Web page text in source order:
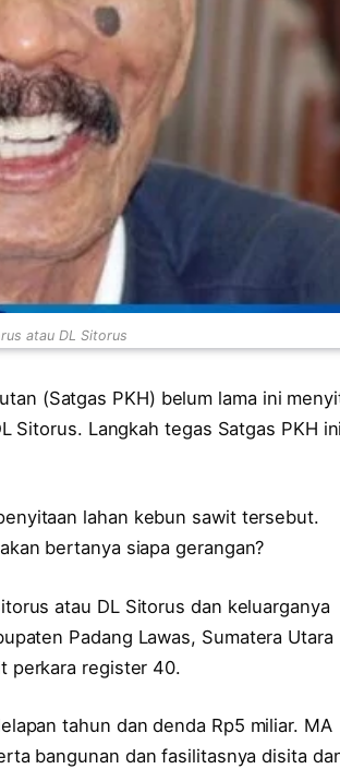
atau DL Sitorus
(Satgas PKH) belum lama ini
Sitorus. Langkah tegas Satgas PKH ini
lahan kebun sawit tersebut.
bertanya siapa gerangan?
atau DL Sitorus dan keluarganya
Padang Lawas, Sumatera Utara
perkara register 40.
tahun dan denda Rp5 miliar. MA
bangunan dan fasilitasnya disita